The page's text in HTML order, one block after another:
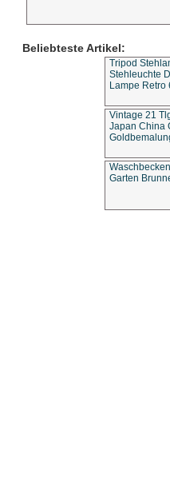
Beliebteste Artikel:
Tripod
Stehleuchte
Lampe Retro
Vintage 21
Japan China
Garten